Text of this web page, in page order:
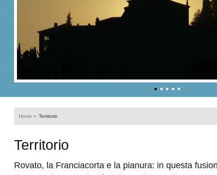
• • • • •
Home > Territorio
Territorio
Rovato, la Franciacorta e la pianura: in questa